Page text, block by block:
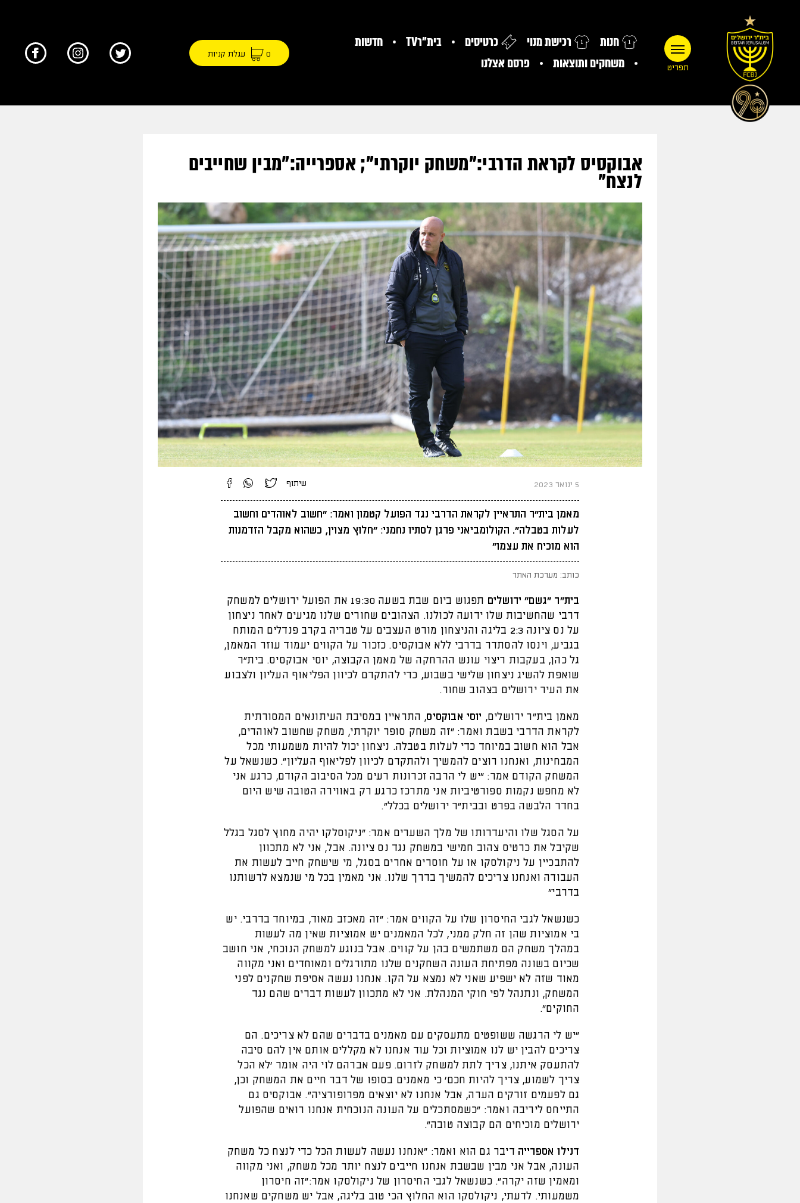
תפריט
חנות רכישת מנוי כרטיסים בית"רTV
חדשות
משחקים ותוצאות
פרסם אצלנו
0 עגלת קניות
אבוקסיס לקראת הדרבי:"משחק יוקרתי"; אספרייה:"מבין שחייבים
לנצח"
5 ינואר 2023 שיתוף
מאמן בית"ר התראיין לקראת הדרבי נגד הפועל קטמון ואמר: "חשוב לאוהדים וחשוב
לעלות בטבלה". הקולומביאני פרגן לסתיו נחמני: "חלוץ מצוין, כשהוא מקבל הזדמנות
הוא מוכיח את עצמו"
כותב: מערכת האתר
בית"ר "גשם" ירושלים
תפגוש ביום שבת בשעה 19:30 את הפועל ירושלים למשחק
דרבי שהחשיבות שלו ידועה לכולנו. הצהובים שחורים שלנו מגיעים לאחר ניצחון
על נס ציונה 2:3 בליגה והניצחון מורט העצבים על טבריה בקרב פנדלים המותח
בגביע, וינסו להסתדר בדרבי ללא אבוקסיס. כזכור על הקווים יעמוד עוזר המאמן,
גל כהן, בעקבות ריצוי עונש ההרחקה של מאמן הקבוצה, יוסי אבוקסיס. בית"ר
שואפת להשיג ניצחון שלישי בשבוע, כדי להתקדם לכיוון הפליאוף העליון ולצבוע
את העיר ירושלים בצהוב שחור.
מאמן בית"ר ירושלים, יוסי אבוקסיס, התראיין במסיבת העיתונאים המסורתית
לקראת הדרבי בשבת ואמר: "זה משחק סופר יוקרתי, משחק שחשוב לאוהדים,
אבל הוא חשוב במיוחד כדי לעלות בטבלה. ניצחון יכול להיות משמעותי מכל
המבחינות, ואנחנו רוצים להמשיך ולהתקדם לכיוון לפליאוף העליון". כשנשאל על
המשחק הקודם אמר: "יש לי הרבה זכרונות רעים מכל הסיבוב הקודם, כרגע אני
לא מחפש נקמות ספורטיביות אני מתרכז כרגע רק באווירה הטובה שיש היום
בחדר הלבשה בפרט ובבית"ר ירושלים בכלל".
על הסגל שלו והיעדרותו של מלך השערים אמר: "ניקוסלקו יהיה מחוץ לסגל בגלל
שקיבל את כרטיס צהוב חמישי במשחק נגד נס ציונה. אבל, אני לא מתכוון
להתבכיין על ניקולסקו או על חוסרים אחרים בסגל, מי שישחק חייב לעשות את
העבודה ואנחנו צריכים להמשיך בדרך שלנו. אני מאמין בכל מי שנמצא לרשותנו
בדרבי"
כשנשאל לגבי החיסרון שלו על הקווים אמר: "זה מאכזב מאוד, במיוחד בדרבי. יש
בי אמוציות שהן זה חלק ממני, לכל המאמנים יש אמוציות שאין מה לעשות
במהלך משחק הם משתמשים בהן על קווים. אבל בנוגע למשחק הנוכחי, אני חושב
שכיום בשונה מפתיחת העונה השחקנים שלנו מתורגלים ומאוחדים ואני מקווה
מאוד שזה לא ישפיע שאני לא נמצא על הקו. אנחנו נעשה אסיפת שחקנים לפני
המשחק, ונתנהל לפי חוקי המנהלת. אני לא מתכוון לעשות דברים שהם נגד
החוקים".
"יש לי הרגשה ששופטים מתעסקים עם מאמנים בדברים שהם לא צריכים. הם
צריכים להבין יש לנו אמוציות וכל עוד אנחנו לא מקללים אותם אין להם סיבה
להתעסק איתנו, צריך לתת למשחק לזרום. פעם אברהם לוי היה אומר 'לא הכל
צריך לשמוע, צריך להיות חכם' כי מאמנים בסופו של דבר חיים את המשחק וכן,
גם לפעמים זורקים הערה, אבל אנחנו לא יוצאים מפרופורציה". אבוקסיס גם
התייחס ליריבה ואמר: "כשמסתכלים על העונה הנוכחית אנחנו רואים שהפועל
ירושלים מוכיחים הם קבוצה טובה".
דנילו אספרייה דיבר גם הוא ואמר: "אנחנו נעשה לעשות הכל כדי לנצח כל משחק
העונה, אבל אני מבין שבשבת אנחנו חייבים לנצח יותר מכל משחק, ואני מקווה
ומאמין שזה יקרה". כשנשאל לגבי החיסרון של ניקולסקו אמר:"זה חיסרון
משמעותי. לדעתי, ניקולסקו הוא החלוץ הכי טוב בליגה, אבל יש משחקים שאנחנו